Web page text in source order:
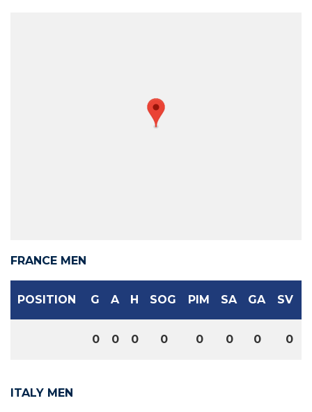
FRANCE MEN
POSITION G A H SOG PIM SA GA SV
0 0 0 0 0 0 0 0
ITALY MEN